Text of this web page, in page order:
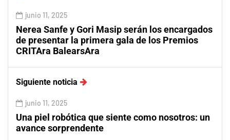
junio 11, 2025
Nerea Sanfe y Gori Masip serán los encargados
de presentar la primera gala de los Premios
CRITAra BalearsAra
Siguiente noticia
junio 11, 2025
Una piel robótica que siente como nosotros: un
avance sorprendente